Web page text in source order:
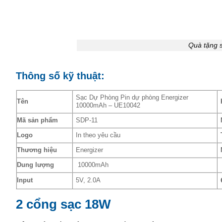
Quà tặng
Thông số kỹ thuật:
Tên
Sạc Dự Phòng Pin dự phòng Energizer
10000mAh – UE10042
Mã sản phẩm SDP-11
Logo
In theo yêu cầu
Thương hiệu
Energizer
Dung lượng
10000mAh
Input 5V, 2.0A
2 cổng sạc 18W